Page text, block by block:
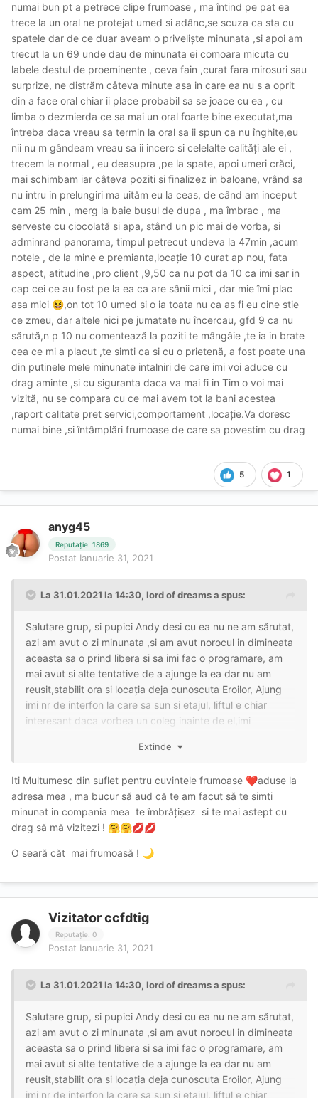
numai bun pt a petrece clipe frumoase , ma întind pe pat ea
trece la un oral ne protejat umed si adânc,se scuza ca sta cu
spatele dar de ce duar aveam o priveliște minunata ,si apoi am
trecut la un 69 unde dau de minunata ei comoara micuta cu
labele destul de proeminente , ceva fain ,curat fara mirosuri sau
surprize, ne distrăm câteva minute asa in care ea nu s a oprit
din a face oral chiar ii place probabil sa se joace cu ea , cu
limba o dezmierda ce sa mai un oral foarte bine executat,ma
întreba daca vreau sa termin la oral sa ii spun ca nu înghite,eu
nii nu m gândeam vreau sa ii incerc si celelalte calități ale ei ,
trecem la normal , eu deasupra ,pe la spate, apoi umeri crăci,
mai schimbam iar câteva poziti si finalizez in baloane, vrând sa
nu intru in prelungiri ma uităm eu la ceas, de când am inceput
cam 25 min , merg la baie busul de dupa , ma îmbrac , ma
serveste cu ciocolată si apa, stând un pic mai de vorba, si
adminrand panorama, timpul petrecut undeva la 47min ,acum
notele , de la mine e premianta,locație 10 curat ap nou, fata
aspect, atitudine ,pro client ,9,50 ca nu pot da 10 ca imi sar in
cap cei ce au fost pe la ea ca are sânii mici , dar mie îmi plac
asa mici 😆,on tot 10 umed si o ia toata nu ca as fi eu cine stie
ce zmeu, dar altele nici pe jumatate nu încercau, gfd 9 ca nu
sărută,n p 10 nu comentează la poziti te mângâie ,te ia in brate
cea ce mi a placut ,te simti ca si cu o prietenă, a fost poate una
din putinele mele minunate intalniri de care imi voi aduce cu
drag aminte ,si cu siguranta daca va mai fi in Tim o voi mai
vizită, nu se compara cu ce mai avem tot la bani acestea
,raport calitate pret servici,comportament ,locație.Va doresc
numai bine ,si întâmplări frumoase de care sa povestim cu drag
5 1
anyg45
Reputație: 1869
Postat Ianuarie 31, 2021
La 31.01.2021 la 14:30, lord of dreamsa spus:
Salutare grup, si pupici Andy desi cu ea nu ne am sărutat,
azi am avut o zi minunata ,si am avut norocul in dimineata
aceasta sa o prind libera si sa imi fac o programare, am
mai avut si alte tentative de a ajunge la ea dar nu am
reusit,stabilit ora si locația deja cunoscuta Eroilor, Ajung
imi nr de interfon la care sa sun si etajul, liftul e chiar
interesant daca vorbea un coleg inainte de el,imi
negru si cu o lenjerie sexi neagra,Confirm ca pozele sant
intrebat pe urma ,merg la baie unde era pregătit prosop
curat si tot ce ai nevoie, apartamentul e la un etaj superior
de unde priveliștea e minunata spre orasul nostru,dar ce
aveam in preajma o fata frumoasa era ceva si mai frumos
intr o dimineata ploioasă de sfarsit de ianuarie, ma invita
in dormitor unde era un pat mare numai bun pt a petrece
un 69 unde dau de minunata ei comoara micuta cu labele
destul de proeminente , ceva fain ,curat fara mirosuri sau
surprize, ne distrăm câteva minute asa in care ea nu s a
ea , cu limba o dezmierda ce sa mai un oral foarte bine
spun ca nu înghite,eu nii nu m gândeam vreau sa ii incerc
si celelalte calități ale ei , trecem la normal , eu deasupra
,pe la spate, apoi umeri crăci, mai schimbam iar câteva
poziti si finalizez in baloane, vrând sa nu intru in prelungiri
ma uităm eu la ceas, de când am inceput cam 25 min ,
Extinde
Iti Multumesc din suflet pentru cuvintele frumoase ❤️aduse la
adresa mea , ma bucur să aud că te am facut să te simti
minunat in compania mea te îmbrățișez si te mai astept cu
drag să mă vizitezi ! 🤗🤗💋💋
O seară căt mai frumoasă ! 🌙
Vizitator ccfdtig
Reputație: 0
Postat Ianuarie 31, 2021
La 31.01.2021 la 14:30, lord of dreamsa spus:
Salutare grup, si pupici Andy desi cu ea nu ne am sărutat,
azi am avut o zi minunata ,si am avut norocul in dimineata
aceasta sa o prind libera si sa imi fac o programare, am
mai avut si alte tentative de a ajunge la ea dar nu am
reusit,stabilit ora si locația deja cunoscuta Eroilor, Ajung
imi nr de interfon la care sa sun si etajul, liftul e chiar